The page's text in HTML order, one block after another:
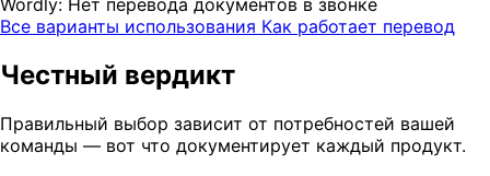
Все варианты использования Как работает перевод
Честный вердикт
Правильный выбор зависит от потребностей вашей
команды — вот что документирует каждый продукт.